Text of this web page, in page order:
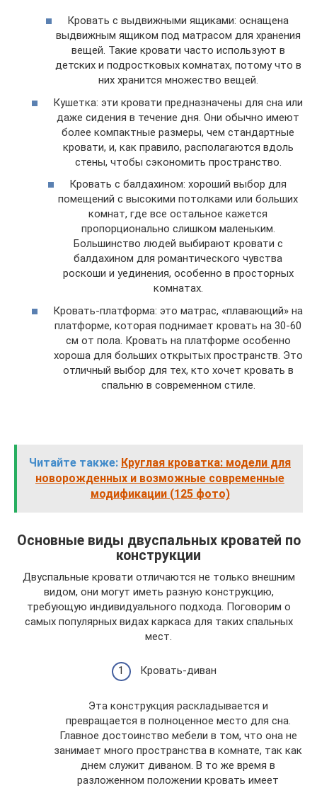
Кровать с выдвижными ящиками: оснащена
выдвижным ящиком под матрасом для хранения
вещей. Такие кровати часто используют в
детских и подростковых комнатах, потому что в
них хранится множество вещей.
Кушетка: эти кровати предназначены для сна или
даже сидения в течение дня. Они обычно имеют
более компактные размеры, чем стандартные
кровати, и, как правило, располагаются вдоль
стены, чтобы сэкономить пространство.
Кровать с балдахином: хороший выбор для
помещений с высокими потолками или больших
комнат, где все остальное кажется
пропорционально слишком маленьким.
Большинство людей выбирают кровати с
балдахином для романтического чувства
роскоши и уединения, особенно в просторных
комнатах.
Кровать-платформа: это матрас, «плавающий» на
платформе, которая поднимает кровать на 30-60
см от пола. Кровать на платформе особенно
хороша для больших открытых пространств. Это
отличный выбор для тех, кто хочет кровать в
спальню в современном стиле.
Читайте также: Круглая кроватка: модели для
новорожденных и возможные современные
модификации (125 фото)
Основные виды двуспальных кроватей по
конструкции
Двуспальные кровати отличаются не только внешним
видом, они могут иметь разную конструкцию,
требующую индивидуального подхода. Поговорим о
самых популярных видах каркаса для таких спальных
мест.
Кровать-диван
Эта конструкция раскладывается и
превращается в полноценное место для сна.
Главное достоинство мебели в том, что она не
занимает много пространства в комнате, так как
днем служит диваном. В то же время в
разложенном положении кровать имеет